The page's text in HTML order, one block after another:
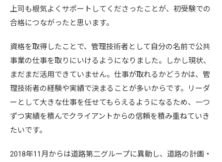
上司も根気よくサポートしてくださったことが、初受験での
合格につながったと思います。
資格を取得したことで、管理技術者として自分の名前で公共
事業の仕事を取りにいけるようになりました。しかし現状、
まだまだ活用できていません。仕事が取れるかどうかは、管
理技術者の経験や実績で決まることが多いからです。リーダ
ーとして大きな仕事を任せてもらえるようになるため、一つ
ずつ実績を積んでクライアントからの信頼を積み重ねていき
たいです。
2018年11月からは道路第二グループに異動し、道路の計画・